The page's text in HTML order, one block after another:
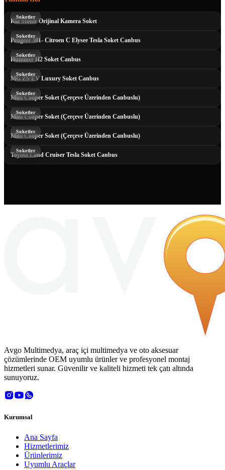
Kia Stonic Orijinal Kamera Soket
Soketler
Peugeot 301- Citroen C Elysee Tesla Soket Canbus
Soketler
Hummer H2 Soket Canbus
Soketler
MG ZS EV Luxury Soket Canbus
Soketler
Mini Cooper Soket (Çerçeve Üzerinden Canbuslu)
Soketler
Mini Cooper Soket (Çerçeve Üzerinden Canbuslu)
Soketler
Mini Cooper Soket (Çerçeve Üzerinden Canbuslu)
Soketler
Toyota Land Cruiser Tesla Soket Canbus
Soketler
Avgo Multimedya, araç içi multimedya ve oto aksesuar
çözümlerinde OEM uyumlu ürünler ve profesyonel montaj
hizmetleri sunar. Güvenilir ve kaliteli hizmeti tek çatı altında
sunuyoruz.
Kurumsal
Ana Sayfa
Hizmetlerimiz
Ürünlerimiz
Uyumlu Araçlar